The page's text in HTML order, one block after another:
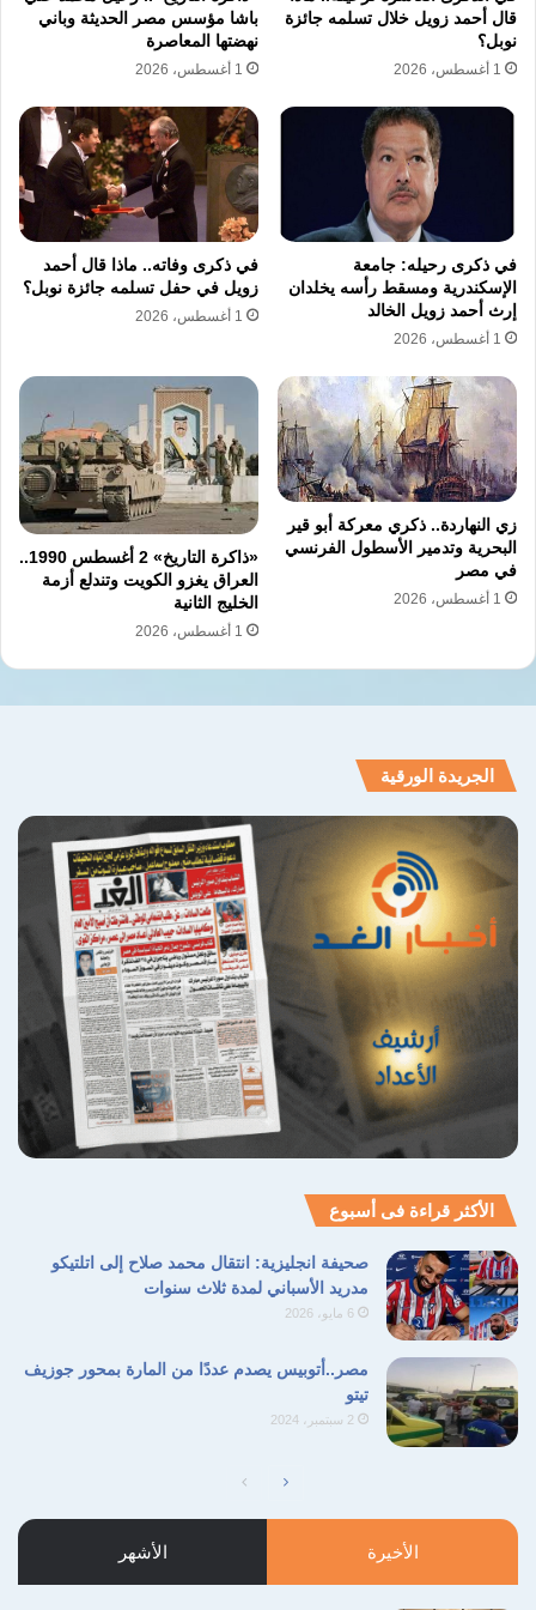
الثقافية التي تجمع بين الرؤية الاستراتيجية
والحرص على التفاصيل الدقيقة، وقد ساهمت
مهرجانات ثقافية كبرى تجذب القراء والمبدعين من
مختلف أنحاء العالم، مما يعكس إيمانه العميق
بقدرة الكلمة المطبوعة على إحداث التغيير
الإيجابي في المجتمعات، ويستمر ابراهيم المعلم
في تقديم عطائه الفكري من خلال المؤسسات
التي أسسها وأدارها بمهارة،
إبراهيم المعلم اتحاد الناشرين الثقافة العربية
القراءة صناعة النشر
نسخ الرابط
قال أحمد زويل خلال تسلمه جائزة
نوبل؟
1 أغسطس، 2026
باشا مؤسس مصر الحديثة وباني
نهضتها المعاصرة
1 أغسطس، 2026
في ذكرى رحيله: جامعة
الإسكندرية ومسقط رأسه يخلدان
إرث أحمد زويل الخالد
1 أغسطس، 2026
في ذكرى وفاته.. ماذا قال أحمد
زويل في حفل تسلمه جائزة نوبل؟
1 أغسطس، 2026
زي النهاردة.. ذكري معركة أبو قير
البحرية وتدمير الأسطول الفرنسي
في مصر
1 أغسطس، 2026
«ذاكرة التاريخ» 2 أغسطس 1990..
العراق يغزو الكويت وتندلع أزمة
الخليج الثانية
1 أغسطس، 2026
الجريدة الورقية
الأكثر قراءة فى أسبوع
صحيفة انجليزية: انتقال محمد صلاح إلى اتلتيكو
مدريد الأسباني لمدة ثلاث سنوات
6 مايو، 2026
مصر..أتوبيس يصدم عددًا من المارة بمحور جوزيف
تيتو
2 سبتمبر، 2024
الصفحةالصفحة
الأخيرة الأشهر